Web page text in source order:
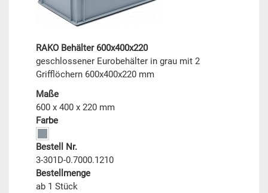
RAKO Behälter 600x400x220
geschlossener Eurobehälter in grau mit 2
Grifflöchern 600x400x220 mm
Maße
600 x 400 x 220 mm
Farbe
Bestell Nr.
3-301D-0.7000.1210
Bestellmenge
ab 1 Stück